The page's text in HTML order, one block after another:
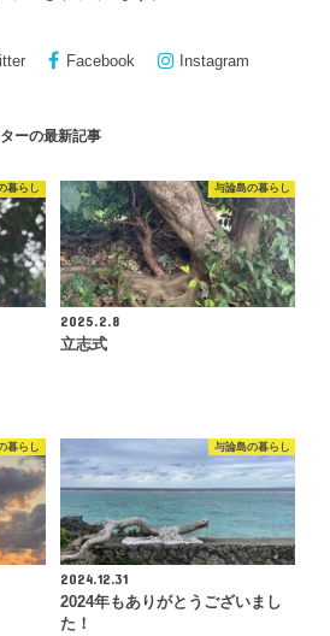
Facebook Instagram
ーの最新記事
暮らし 与論島の暮らし
2025.2.8
立志式
暮らし 与論島の暮らし
2024.12.31
2024年もありがとうございまし
た！